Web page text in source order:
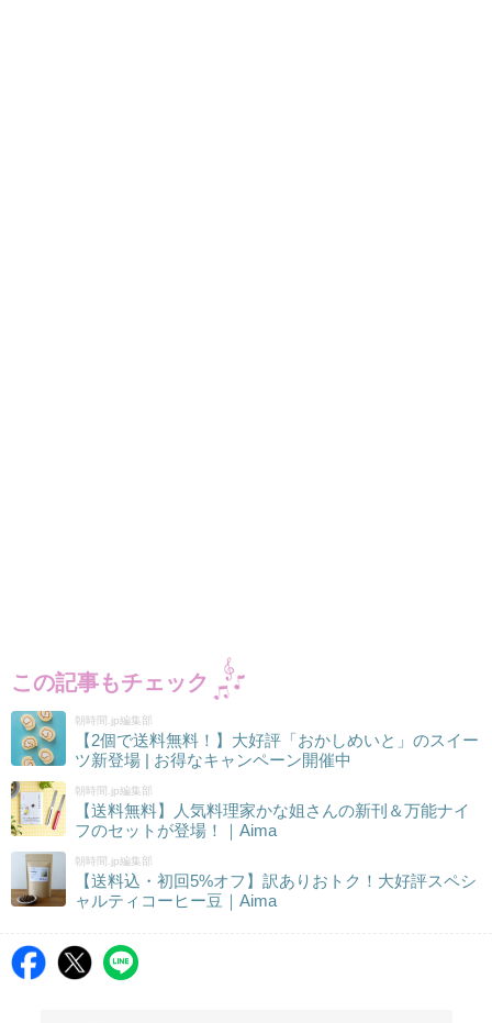
この記事もチェック
朝時間.jp編集部
【2個で送料無料！】大好評「おかしめいと」のスイー
ツ新登場 | お得なキャンペーン開催中
朝時間.jp編集部
【送料無料】人気料理家かな姐さんの新刊＆万能ナイ
フのセットが登場！｜Aima
朝時間.jp編集部
【送料込・初回5%オフ】訳ありおトク！大好評スペシ
ャルティコーヒー豆｜Aima